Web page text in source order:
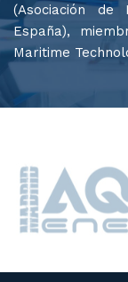
(Asociación de
España),
Maritime